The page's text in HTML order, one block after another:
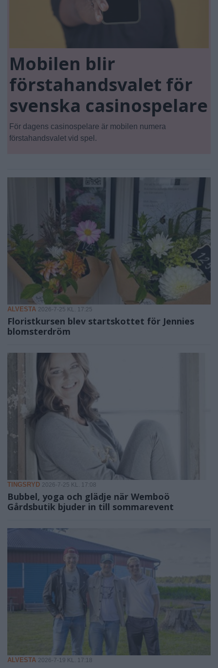
Mobilen blir
förstahandsvalet för
svenska casinospelare
För dagens casinospelare är mobilen numera
förstahandsvalet vid spel.
ALVESTA 2026-7-25 KL. 17:25
Floristkursen blev startskottet för Jennies
blomsterdröm
TINGSRYD 2026-7-25 KL. 17:08
Bubbel, yoga och glädje när Wemboö
Gårdsbutik bjuder in till sommarevent
ALVESTA 2026-7-19 KL. 17:18